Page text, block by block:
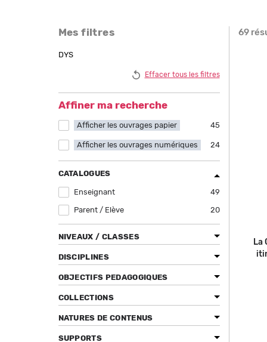
69
La
Mes filtres
DYS
Effacer tous les filtres
Affiner ma recherche
Afficher les ouvrages papier 45
Apply Afficher les ouvrages papier filter
Afficher les ouvrages numériques 24
Apply Afficher les ouvrages numériques
CATALOGUES
Enseignant 49
Apply Enseignant filter
Parent / Elève 20
Apply Parent / Elève filter
NIVEAUX / CLASSES
DISCIPLINES
OBJECTIFS PEDAGOGIQUES
COLLECTIONS
NATURES DE CONTENUS
SUPPORTS